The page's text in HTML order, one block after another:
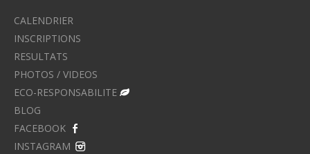
CALENDRIER
INSCRIPTIONS
RESULTATS
PHOTOS / VIDEOS
ECO-RESPONSABILITE
BLOG
FACEBOOK
INSTAGRAM